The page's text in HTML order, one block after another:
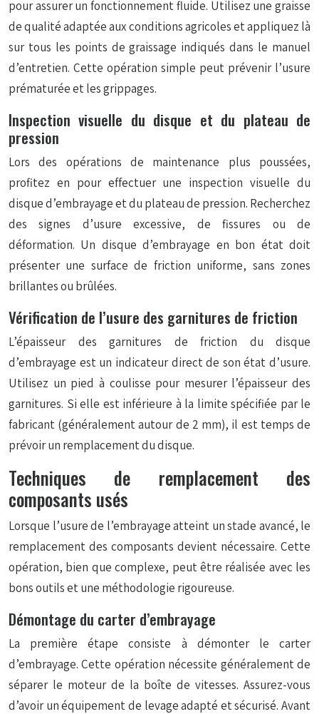
pour assurer un fonctionnement fluide. Utilisez une graisse
de qualité adaptée aux conditions agricoles et appliquez là
sur tous les points de graissage indiqués dans le manuel
d’entretien. Cette opération simple peut prévenir l’usure
prématurée et les grippages.
Inspection visuelle du disque et du plateau de
pression
Lors des opérations de maintenance plus poussées,
profitez en pour effectuer une inspection visuelle du
disque d’embrayage et du plateau de pression. Recherchez
des signes d’usure excessive, de fissures ou de
déformation. Un disque d’embrayage en bon état doit
présenter une surface de friction uniforme, sans zones
brillantes ou brûlées.
Vérification de l’usure des garnitures de friction
L’épaisseur des garnitures de friction du disque
d’embrayage est un indicateur direct de son état d’usure.
Utilisez un pied à coulisse pour mesurer l’épaisseur des
garnitures. Si elle est inférieure à la limite spécifiée par le
fabricant (généralement autour de 2 mm), il est temps de
prévoir un remplacement du disque.
Techniques de remplacement des
composants usés
Lorsque l’usure de l’embrayage atteint un stade avancé, le
remplacement des composants devient nécessaire. Cette
opération, bien que complexe, peut être réalisée avec les
bons outils et une méthodologie rigoureuse.
Démontage du carter d’embrayage
La première étape consiste à démonter le carter
d’embrayage. Cette opération nécessite généralement de
séparer le moteur de la boîte de vitesses. Assurez-vous
d’avoir un équipement de levage adapté et sécurisé. Avant